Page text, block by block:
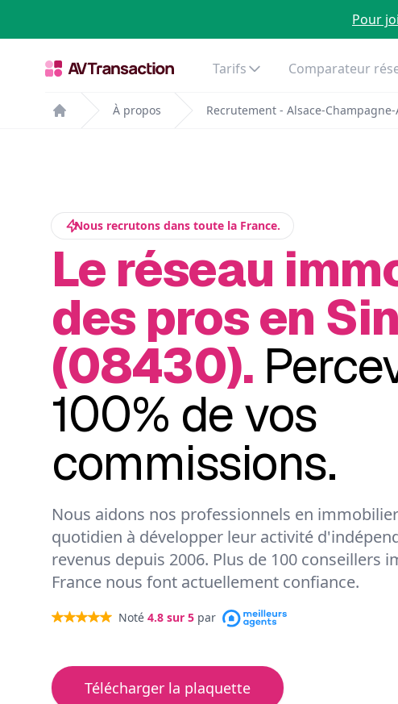
Pour
Tarifs Comparateur
Home
À propos Recrutement - Alsace-
Nous recrutons dans toute la France.
Le réseau
des pros en
(08430).
100% de vos
commissions.
Nous aidons nos professionnels en
quotidien à développer leur activité
revenus depuis 2006. Plus de 100 conseillers
France nous font actuellement confiance.
Noté 4.8 sur 5 par
Télécharger la plaquette